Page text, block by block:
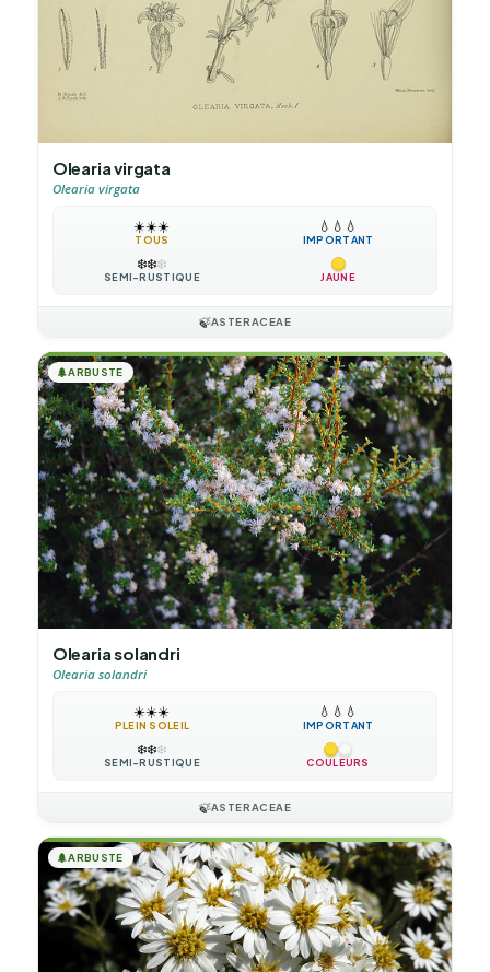
Olearia virgata
Olearia virgata
☀️☀️☀️
TOUS
💧 💧 💧
IMPORTANT
❄️❄️❄️
SEMI-RUSTIQUE JAUNE
🍃ASTERACEAE
🌲ARBUSTE
Olearia solandri
Olearia solandri
☀️☀️☀️
PLEIN SOLEIL
💧 💧 💧
IMPORTANT
❄️❄️❄️
SEMI-RUSTIQUE COULEURS
🍃ASTERACEAE
🌲ARBUSTE